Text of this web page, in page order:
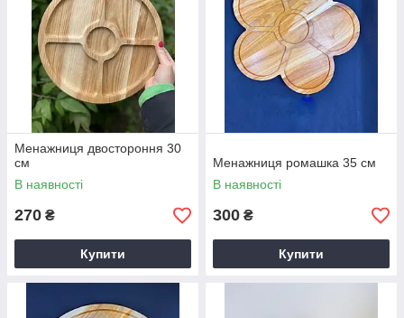
Менажниця двостороння 30
см
В наявності
270 ₴
Купити
Менажниця ромашка 35 см
В наявності
300 ₴
Купити